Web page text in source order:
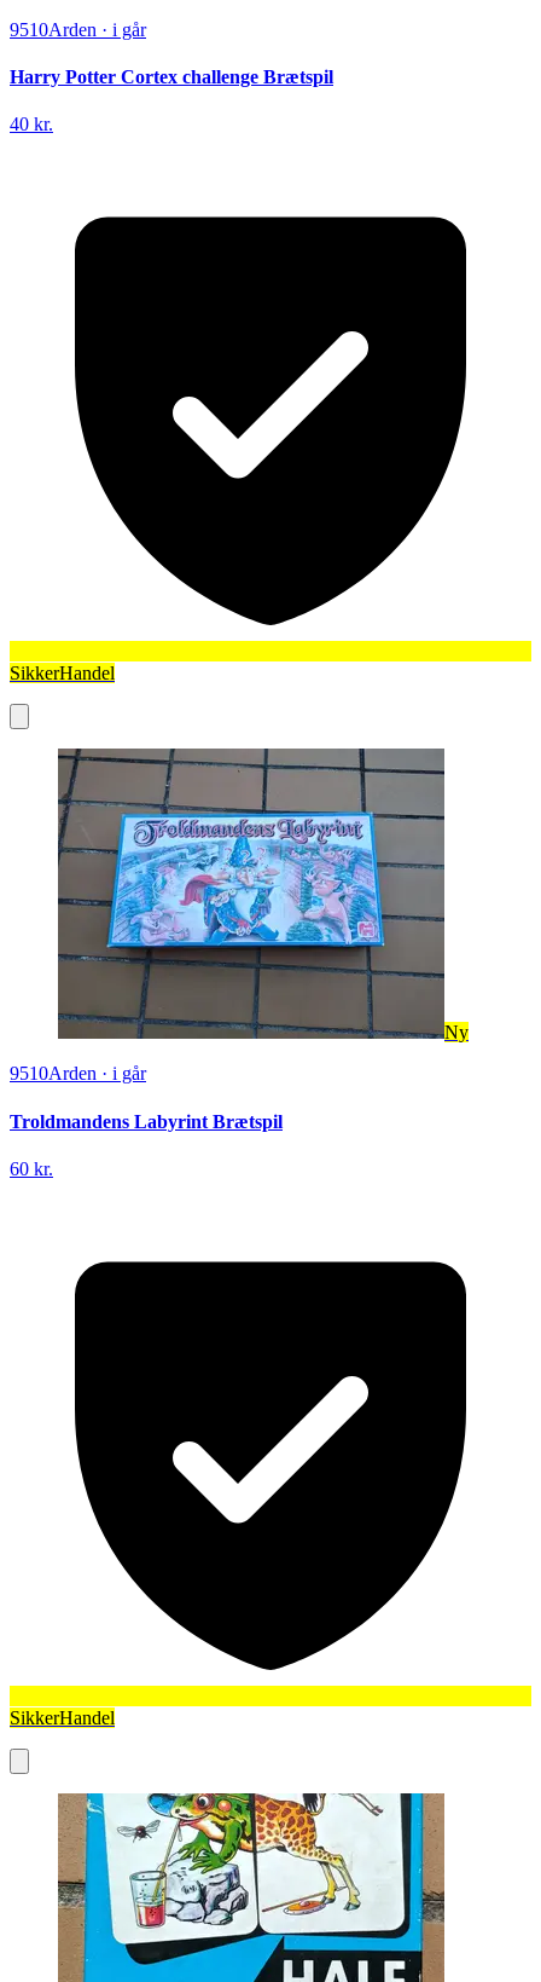
9510Arden · i går
Harry Potter Cortex challenge Brætspil
40 kr.
SikkerHandel
Ny
9510Arden · i går
Troldmandens Labyrint Brætspil
60 kr.
SikkerHandel